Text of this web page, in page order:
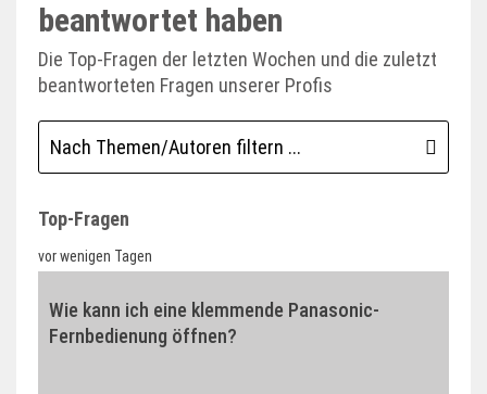
beantwortet haben
Die Top-Fragen der letzten Wochen und die zuletzt
beantworteten Fragen unserer Profis
Nach Themen/Autoren filtern ...
(1.681)
Allgemeine Fragen
(1.576)
Top-Fragen
vor wenigen Tagen
Wie kann ich eine klemmende Panasonic-
Fernbedienung öffnen?